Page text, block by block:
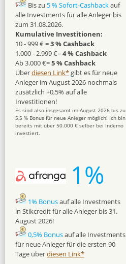
Bis zu 5 % Sofort-Cashbackauf
alle Investments für alle Anleger bis
zum 31.08.2026.
Kumulative Investitionen:
10 - 999 € =3 % Cashback
1.000 - 2.999 €=4 % Cashback
Ab 3.000 €=5 % Cashback
Überdiesen Link* gibt es für neue
Anleger im August 2026 nochmals
zusätzlich +0,5% auf alle
Investitionen!
Es sind also insgesamt im August 2026 bis zu
5,5 % Bonus für neue Anleger möglich! Ich bin
bereits mit über 50.000 € selber bei Indemo
investiert.
1%
1% Bonusauf alle Investments
in Stikcredit für alle Anleger bis 31.
August 2026!
0,5% Bonusauf alle Investments
für neue Anleger für die ersten 90
Tage überdiesen Link*